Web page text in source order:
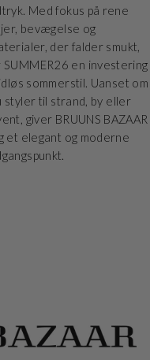
Med fokus på rene
bevægelse og
der falder smukt,
SUMMER26 en investering
sommerstil. Uanset om
styler til strand, by eller
giver BRUUNS BAZAAR
et elegant og moderne